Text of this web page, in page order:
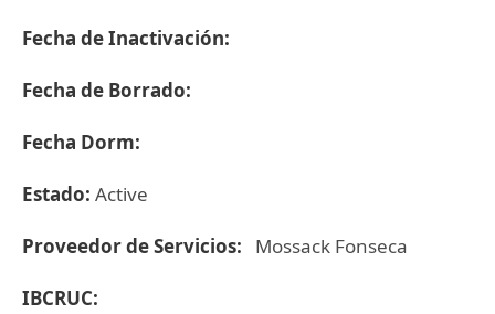
Fecha de Inactivación:
Fecha de Borrado:
Fecha Dorm:
Estado: Active
Proveedor de Servicios: Mossack Fonseca
IBCRUC: